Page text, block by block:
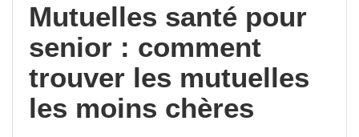
Mutuelles santé pour
senior : comment
trouver les mutuelles
les moins chères